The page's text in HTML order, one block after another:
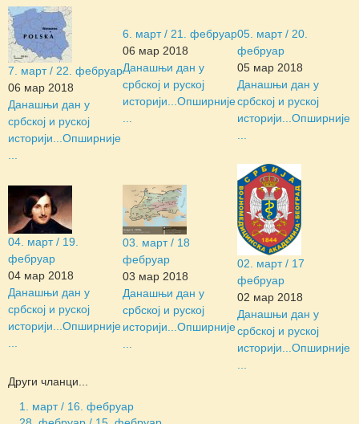
7. март / 22. фебруар
06 мар 2018
Данашњи дан у
србској и руској
историји... Опширније
6. март / 21. фебруар
06 мар 2018
Данашњи дан у
србској и руској
историји... Опширније
05. март / 20.
фебруар
05 мар 2018
Данашњи дан у
србској и руској
историји... Опширније
04. март / 19.
фебруар
04 мар 2018
Данашњи дан у
србској и руској
историји... Опширније
03. март / 18
фебруар
03 мар 2018
Данашњи дан у
србској и руској
историји... Опширније
02. март / 17
фебруар
02 мар 2018
Данашњи дан у
србској и руској
историји... Опширније
Други чланци...
1. март / 16. фебруар